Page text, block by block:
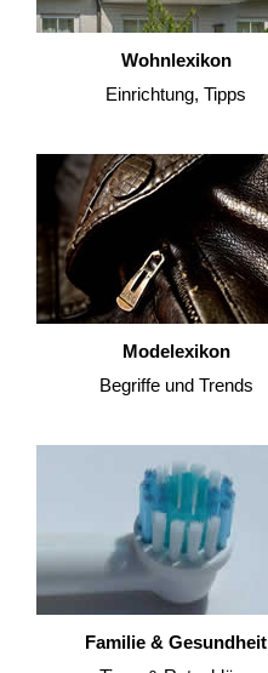
Wohnlexikon
Einrichtung, Tipps
Modelexikon
Begriffe und Trends
Familie & Gesundheit